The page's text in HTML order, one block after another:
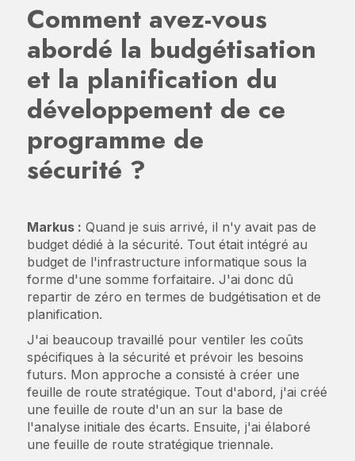
Comment avez-vous
abordé la budgétisation
et la planification du
développement de ce
programme de
sécurité ?
Markus : Quand je suis arrivé, il n'y avait pas de
budget dédié à la sécurité. Tout était intégré au
budget de l'infrastructure informatique sous la
forme d'une somme forfaitaire. J'ai donc dû
repartir de zéro en termes de budgétisation et de
planification.
J'ai beaucoup travaillé pour ventiler les coûts
spécifiques à la sécurité et prévoir les besoins
futurs. Mon approche a consisté à créer une
feuille de route stratégique. Tout d'abord, j'ai créé
une feuille de route d'un an sur la base de
l'analyse initiale des écarts. Ensuite, j'ai élaboré
une feuille de route stratégique triennale.